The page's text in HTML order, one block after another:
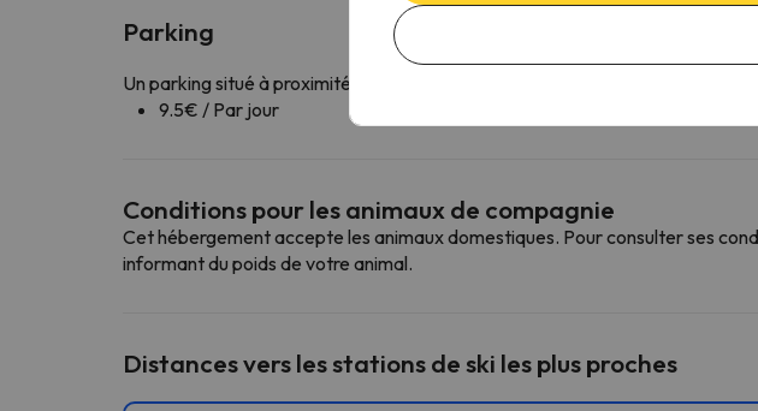
Parking
Un parking situé à proximité de l'hébergement est disponible moyennant un
9.5€ / Par jour
Conditions pour les animaux de compagnie
Cet hébergement accepte les animaux domestiques. Pour consulter ses
informant du poids de votre animal.
Distances vers les stations de ski les plus proches